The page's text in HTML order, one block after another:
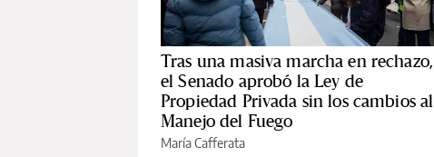
Tras una masiva marcha en rechazo,
el Senado aprobó la Ley de
Propiedad Privada sin los cambios al
Manejo del Fuego
María Cafferata